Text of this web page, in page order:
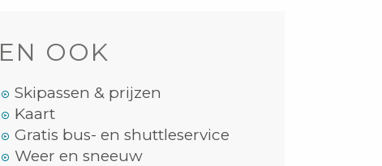
EN OOK
Skipassen & prijzen
Kaart
Gratis bus- en shuttleservice
Weer en sneeuw